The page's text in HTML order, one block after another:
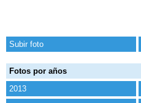
Subir foto
Fotos por años
2013